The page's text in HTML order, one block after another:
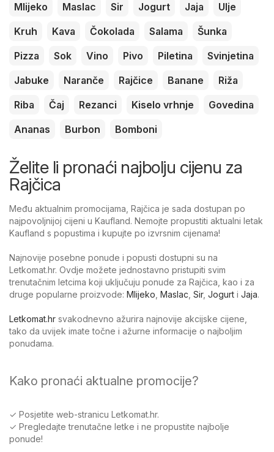
Mlijeko Maslac Sir Jogurt Jaja
Ulje
Kruh
Kava Čokolada Salama
Šunka
Pizza
Sok Vino Pivo Piletina
Svinjetina
Jabuke
Naranče Rajčice Banane
Riža
Riba
Čaj Rezanci Kiselo vrhnje
Govedina
Ananas
Burbon Bomboni
Želite li pronaći najbolju cijenu za
Rajčica
Među aktualnim promocijama, Rajčica je sada dostupan po
najpovoljnijoj cijeni u Kaufland. Nemojte propustiti aktualni letak
Kaufland s popustima i kupujte po izvrsnim cijenama!
Najnovije posebne ponude i popusti dostupni su na
Letkomat.hr. Ovdje možete jednostavno pristupiti svim
trenutačnim letcima koji uključuju ponude za Rajčica, kao i za
druge popularne proizvode: Mlijeko Maslac Sir, Jogurt i Jaja.
Letkomat.hr svakodnevno ažurira najnovije akcijske cijene,
tako da uvijek imate točne i ažurne informacije o najboljim
ponudama.
Kako pronaći aktualne promocije?
✓ Posjetite web-stranicu Letkomat.hr.
✓ Pregledajte trenutačne letke i ne propustite najbolje
ponude!